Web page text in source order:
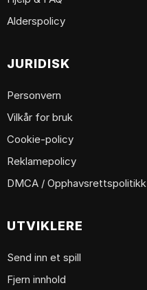
Alderspolicy
JURIDISK
Personvern
Vilkår for bruk
Cookie-policy
Reklamepolicy
DMCA / Opphavsrettspolitikk
UTVIKLERE
Send inn et spill
Fjern innhold